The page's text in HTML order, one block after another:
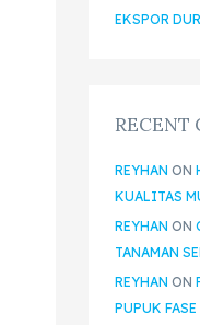
EKSPOR
RECENT
REYHAN ON
KUALITAS
REYHAN ON
TANAMAN
REYHAN ON
PUPUK